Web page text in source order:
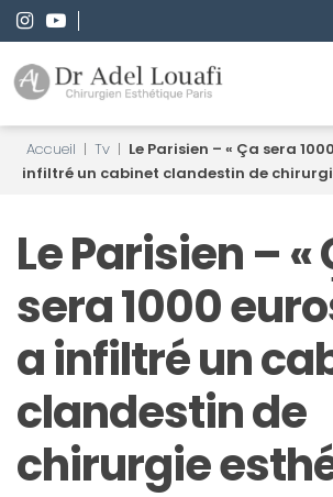
Accueil | Tv | Le Parisien – « Ça sera
infiltré un cabinet clandestin de
Le Parisien – «
sera 1000
a infiltré un
clandestin de
chirurgie